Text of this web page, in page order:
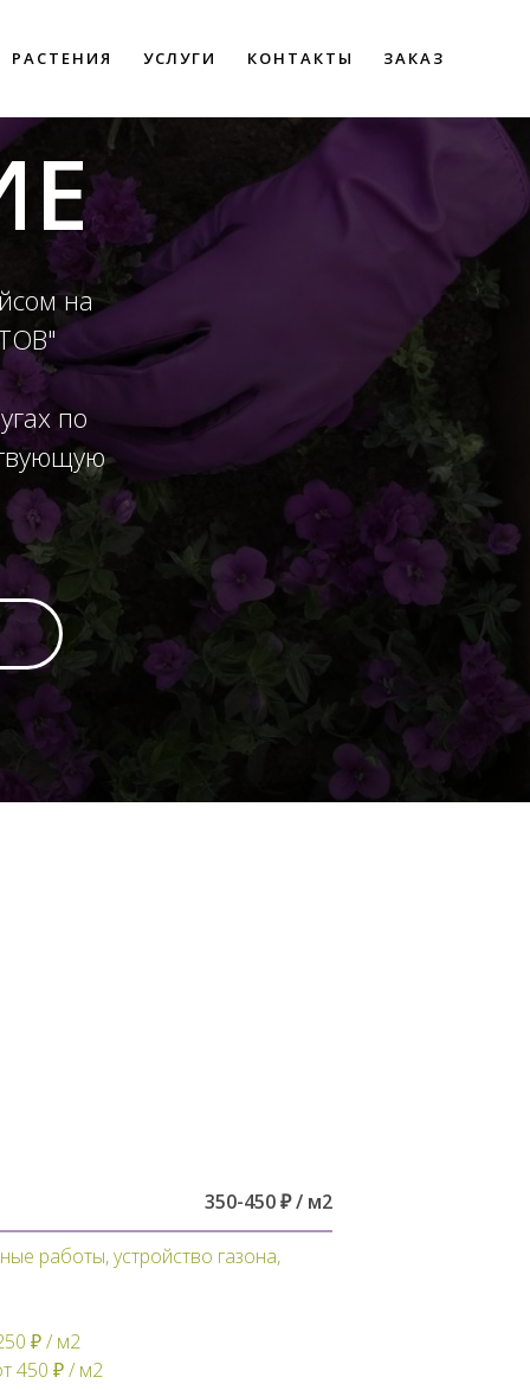
РАСТЕНИЯ УСЛУГИ КОНТАКТЫ ЗАКАЗ
на
по
350-450 ₽ / м2
работы, устройство газона,
₽ / м2
450 ₽ / м2